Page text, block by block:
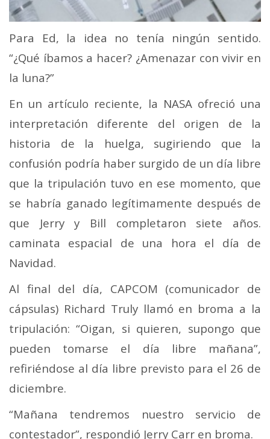
Para Ed, la idea no tenía ningún sentido.
“¿Qué íbamos a hacer? ¿Amenazar con vivir en
la luna?”
En un artículo reciente, la NASA ofreció una
interpretación diferente del origen de la
historia de la huelga, sugiriendo que la
confusión podría haber surgido de un día libre
que la tripulación tuvo en ese momento, que
se habría ganado legítimamente después de
que Jerry y Bill completaron siete años.
caminata espacial de una hora el día de
Navidad.
Al final del día, CAPCOM (comunicador de
cápsulas) Richard Truly llamó en broma a la
tripulación: “Oigan, si quieren, supongo que
pueden tomarse el día libre mañana”,
refiriéndose al día libre previsto para el 26 de
diciembre.
“Mañana tendremos nuestro servicio de
contestador”, respondió Jerry Carr en broma.